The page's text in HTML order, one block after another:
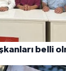
belli